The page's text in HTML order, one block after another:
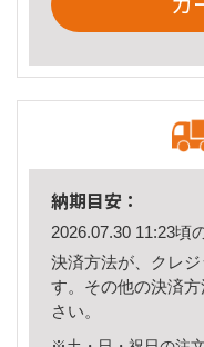
納期目安：
2026.07.30 11:23頃
決済方法が、クレ
す。その他の決済
さい。